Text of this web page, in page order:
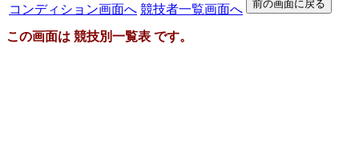
コンディション画面へ 競技者一覧画面へ
この画面は 競技別一覧表 です。